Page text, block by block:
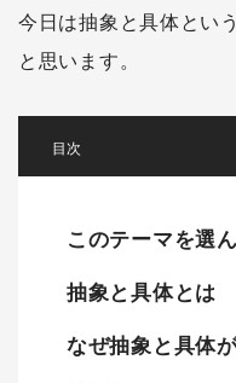
今日は抽象と具体とい
と思います。
このテーマを選
抽象と具体とは
なぜ抽象と具体